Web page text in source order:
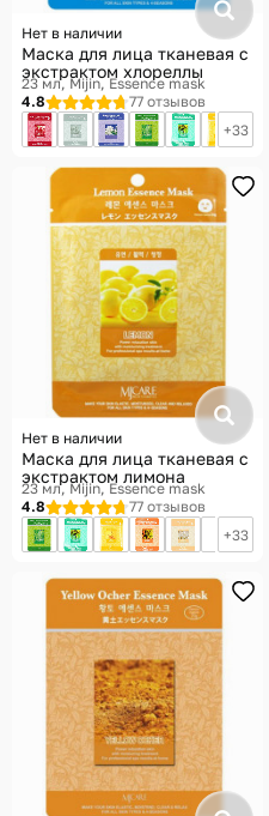
Нет в наличии
Маска для лица тканевая с
экстрактом хлореллы
23 мл Mijin, Essence mask
4.8
77 отзывов
33
Нет в наличии
Маска для лица тканевая с
экстрактом лимона
23 мл Mijin, Essence mask
4.8
77 отзывов
33